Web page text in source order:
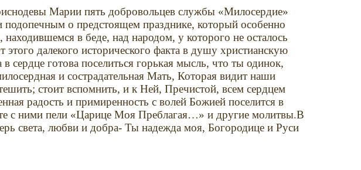
Марии пять добровольцев службы «Милосердие»
подопечным о предстоящем празднике, который особенно
в беде, над народом, у которого не осталось
далекого исторического факта в душу христианскую
сердце готова поселиться горькая мысль, что ты одинок,
и сострадательная Мать, Которая видит наши
стоит вспомнить, и к Ней, Пречистой, всем сердцем
радость и примиренность с волей Божией поселится в
с ними пели «Царице Моя Преблагая…» и другие молитвы.В
света, любви и добра- Ты надежда моя, Богородице и Руси